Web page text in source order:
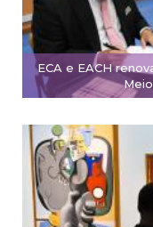
ECA e EACH